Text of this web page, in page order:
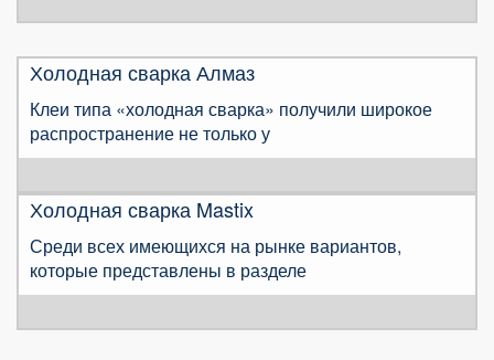
Холодная сварка Алмаз
Клеи типа «холодная сварка» получили широкое
распространение не только у
Холодная сварка Mastix
Среди всех имеющихся на рынке вариантов,
которые представлены в разделе